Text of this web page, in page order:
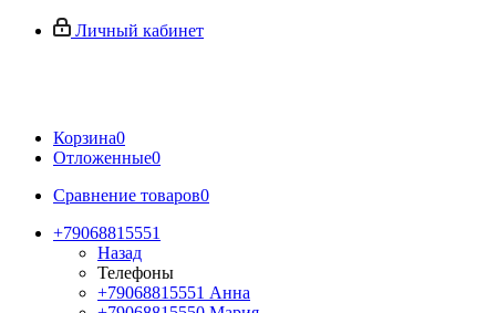
Личный кабинет
Корзина0
Отложенные0
Сравнение товаров0
+79068815551
Назад
Телефоны
+79068815551 Анна